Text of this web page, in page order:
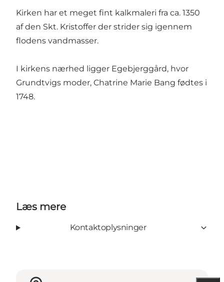
Kirken har et meget fint kalkmaleri fra ca. 1350
af den Skt. Kristoffer der strider sig igennem
flodens vandmasser.
I kirkens nærhed ligger Egebjerggård, hvor
Grundtvigs moder, Chatrine Marie Bang fødtes i
1748.
Læs mere
Kontaktoplysninger